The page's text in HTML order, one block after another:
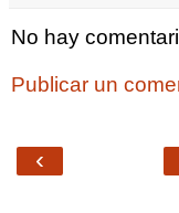
No hay
Publicar un
‹